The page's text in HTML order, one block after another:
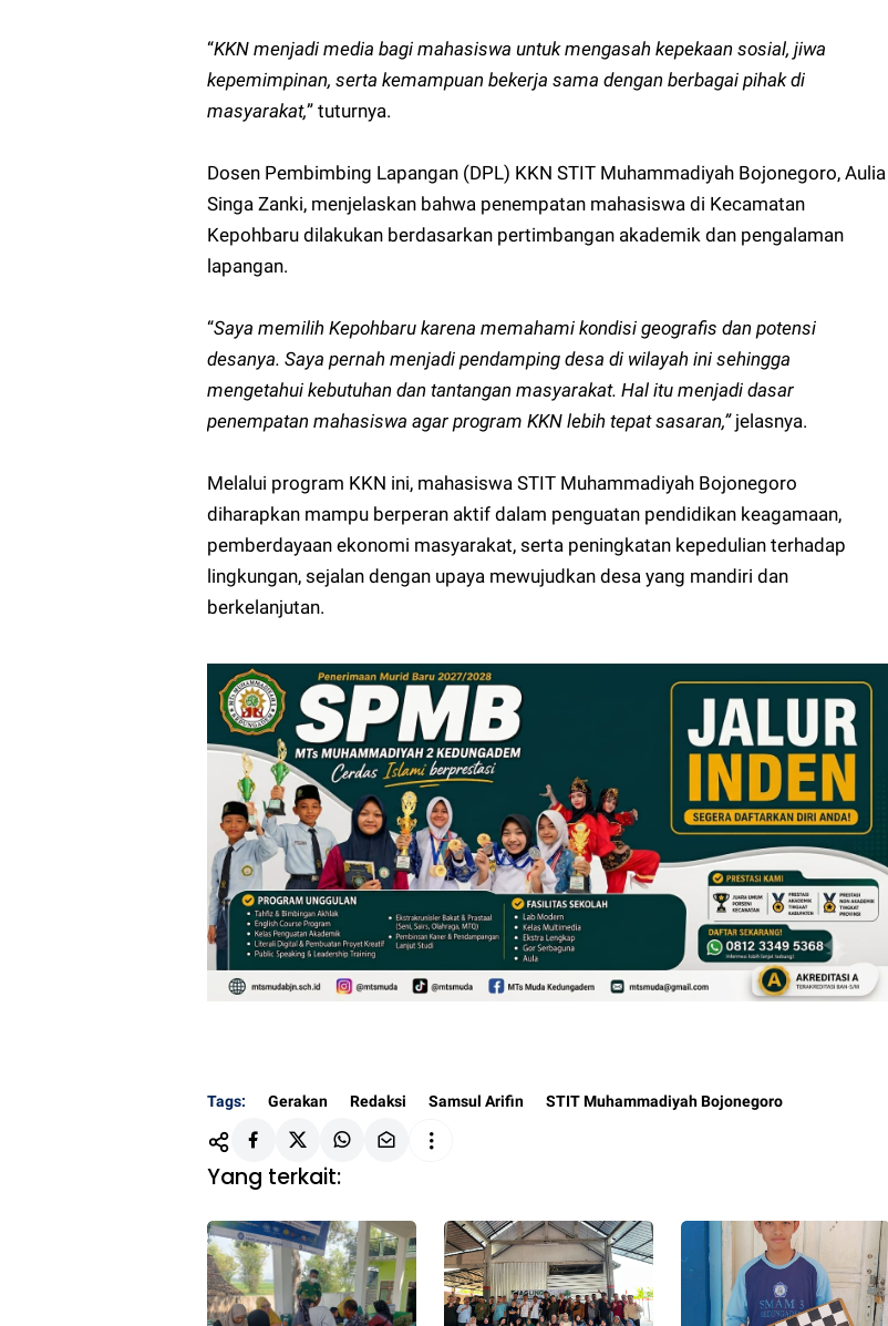
“KKN menjadi media bagi mahasiswa untuk mengasah kepekaan sosial, jiwa
kepemimpinan, serta kemampuan bekerja sama dengan berbagai pihak di
masyarakat,” tuturnya.
Dosen Pembimbing Lapangan (DPL) KKN STIT Muhammadiyah Bojonegoro, Aulia
Singa Zanki, menjelaskan bahwa penempatan mahasiswa di Kecamatan
Kepohbaru dilakukan berdasarkan pertimbangan akademik dan pengalaman
lapangan.
“Saya memilih Kepohbaru karena memahami kondisi geografis dan potensi
desanya. Saya pernah menjadi pendamping desa di wilayah ini sehingga
mengetahui kebutuhan dan tantangan masyarakat. Hal itu menjadi dasar
penempatan mahasiswa agar program KKN lebih tepat sasaran,”jelasnya.
Melalui program KKN ini, mahasiswa STIT Muhammadiyah Bojonegoro
diharapkan mampu berperan aktif dalam penguatan pendidikan keagamaan,
pemberdayaan ekonomi masyarakat, serta peningkatan kepedulian terhadap
lingkungan, sejalan dengan upaya mewujudkan desa yang mandiri dan
berkelanjutan.
Tags: Gerakan Redaksi Samsul Arifin STIT Muhammadiyah Bojonegoro
Yang terkait: